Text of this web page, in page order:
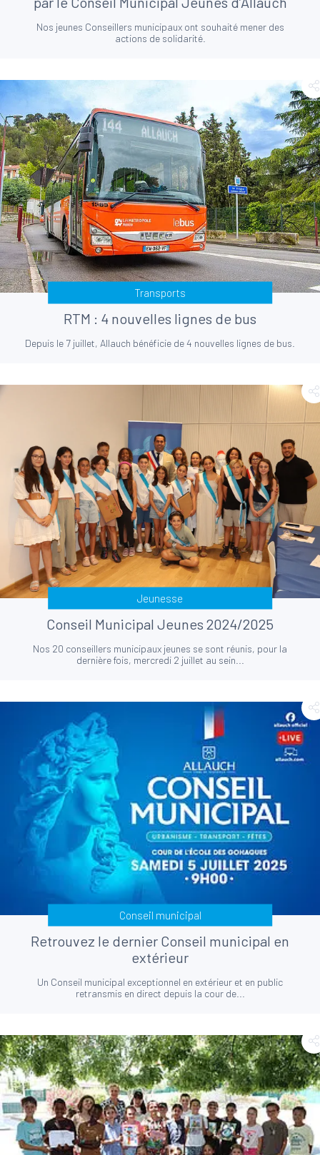
Nos jeunes Conseillers municipaux ont souhaité mener des
actions de solidarité.
Transports
RTM : 4 nouvelles lignes de bus
Depuis le 7 juillet, Allauch bénéficie de 4 nouvelles lignes de bus.
Jeunesse
Conseil Municipal Jeunes 2024/2025
Nos 20 conseillers municipaux jeunes se sont réunis, pour la
dernière fois, mercredi 2 juillet au sein...
Conseil municipal
Retrouvez le dernier Conseil municipal en
extérieur
Un Conseil municipal exceptionnel en extérieur et en public
retransmis en direct depuis la cour de...